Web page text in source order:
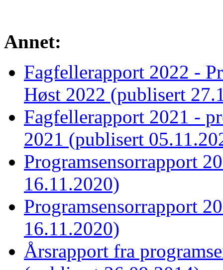
Annet:
Fagfellerapport 2022 -
Høst 2022 (publisert
Fagfellerapport 2021 -
2021 (publisert
Programsensorrapport
16.11.2020)
Programsensorrapport
16.11.2020)
Årsrapport fra